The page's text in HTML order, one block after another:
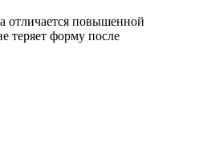
отличается повышенной
теряет форму после